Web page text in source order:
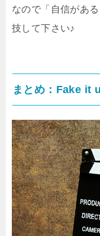
なので「自信があ
技して下さい♪
まとめ：Fake it